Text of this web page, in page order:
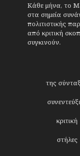
Κάθε μήνα, το
στα σημεία
πολιτιστικής
από κριτική
συγκινούν.
της
κριτική
στήλες